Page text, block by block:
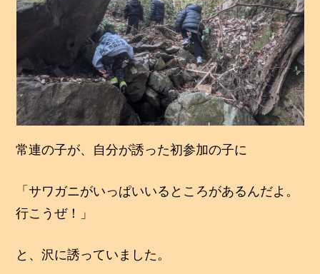
常連の子が、自分が誘った初参加の子に
「サワガニがいっぱいいるところがあるんだよ。
行こうぜ！」
と、沢に誘っていました。